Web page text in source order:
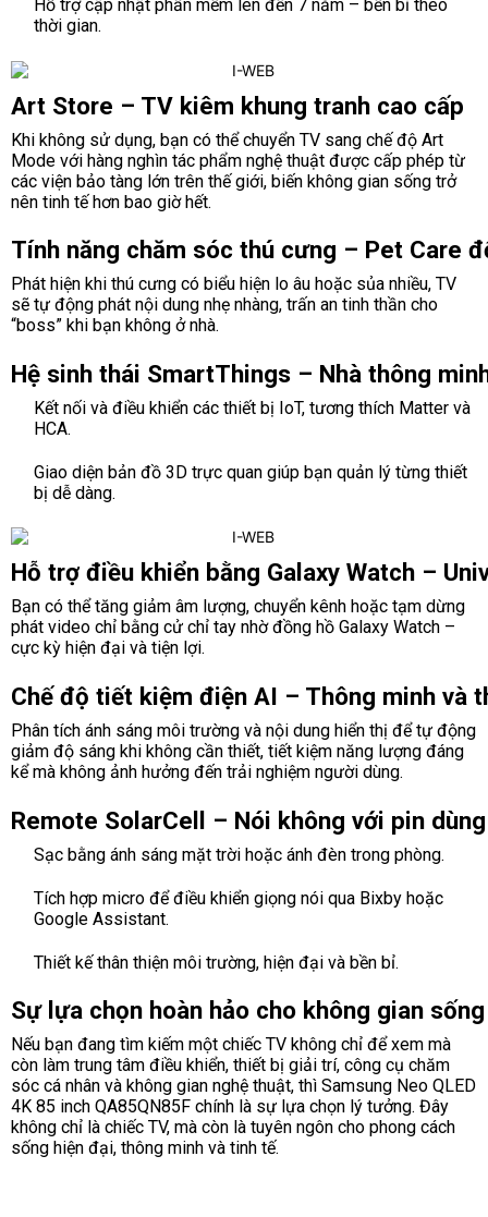
Hỗ trợ cập nhật phần mềm lên đến 7 năm – bền bỉ theo
thời gian.
Art Store – TV kiêm khung tranh cao cấp
Khi không sử dụng, bạn có thể chuyển TV sang chế độ Art
Mode với hàng nghìn tác phẩm nghệ thuật được cấp phép từ
các viện bảo tàng lớn trên thế giới, biến không gian sống trở
nên tinh tế hơn bao giờ hết.
Tính năng chăm sóc thú cưng – Pet Care
Phát hiện khi thú cưng có biểu hiện lo âu hoặc sủa nhiều, TV
sẽ tự động phát nội dung nhẹ nhàng, trấn an tinh thần cho
“boss” khi bạn không ở nhà.
Hệ sinh thái SmartThings – Nhà thông
Kết nối và điều khiển các thiết bị IoT, tương thích Matter và
HCA.
Giao diện bản đồ 3D trực quan giúp bạn quản lý từng thiết
bị dễ dàng.
Hỗ trợ điều khiển bằng Galaxy Watch –
Bạn có thể tăng giảm âm lượng, chuyển kênh hoặc tạm dừng
phát video chỉ bằng cử chỉ tay nhờ đồng hồ Galaxy Watch –
cực kỳ hiện đại và tiện lợi.
Chế độ tiết kiệm điện AI – Thông minh và
Phân tích ánh sáng môi trường và nội dung hiển thị để tự động
giảm độ sáng khi không cần thiết, tiết kiệm năng lượng đáng
kể mà không ảnh hưởng đến trải nghiệm người dùng.
Remote SolarCell – Nói không với pin
Sạc bằng ánh sáng mặt trời hoặc ánh đèn trong phòng.
Tích hợp micro để điều khiển giọng nói qua Bixby hoặc
Google Assistant.
Thiết kế thân thiện môi trường, hiện đại và bền bỉ.
Sự lựa chọn hoàn hảo cho không gian
Nếu bạn đang tìm kiếm một chiếc TV không chỉ để xem mà
còn làm trung tâm điều khiển, thiết bị giải trí, công cụ chăm
sóc cá nhân và không gian nghệ thuật, thì Samsung Neo QLED
4K 85 inch QA85QN85F chính là sự lựa chọn lý tưởng. Đây
không chỉ là chiếc TV, mà còn là tuyên ngôn cho phong cách
sống hiện đại, thông minh và tinh tế.